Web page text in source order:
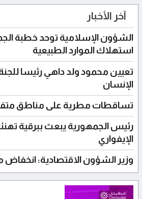
آخر الأخبار
الشؤون الإسلامية توحد خطبة
استهلاك الموارد الطبيعية
تعيين محمود ولد داهي رئيسا
الإنسان
تساقطات مطرية على مناطق
رئيس الجمهورية يبعث ببرقية
الإيفواري
وزير الشؤون الاقتصادية: انخفاض